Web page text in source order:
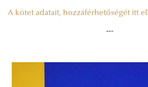
A kötet adatait, hozzáférhetőségét itt
---